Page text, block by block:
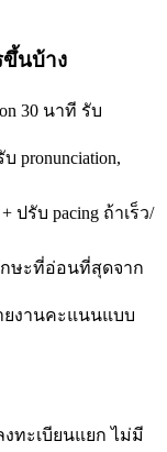
ขึ้นบ้าง
30 นาที รับ
pronunciation,
ปรับ pacing ถ้าเร็ว/
กษะที่อ่อนที่สุดจาก
ยงานคะแนนแบบ
ทะเบียนแยก ไม่มี